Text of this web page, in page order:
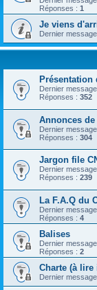
Réponses : 1
Je viens
Dernier
Présentation
Dernier
Réponses : 352
Annonces
Dernier
Réponses : 304
Jargon file
Dernier
Réponses : 239
La F.A.Q du
Dernier
Réponses : 4
Balises
Dernier
Réponses : 2
Charte (à lire
Dernier